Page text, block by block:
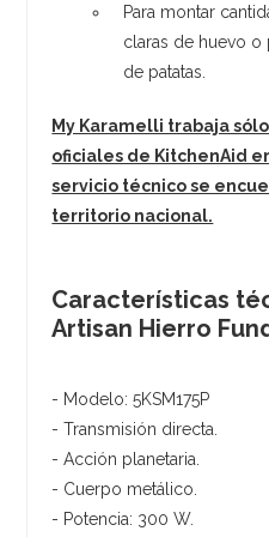
Para montar
claras de huevo o
de patatas.
My Karamelli trabaja
oficiales de KitchenAid
servicio técnico se
territorio nacional.
Características
Artisan Hierro
- Modelo: 5KSM175P
- Transmisión directa.
- Acción planetaria.
- Cuerpo metálico.
- Potencia: 300 W.